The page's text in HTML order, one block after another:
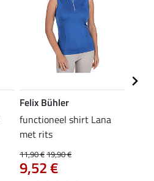
Felix Bühler
functioneel shirt Lana
met rits
11,90 €19,90 €
9,52 €